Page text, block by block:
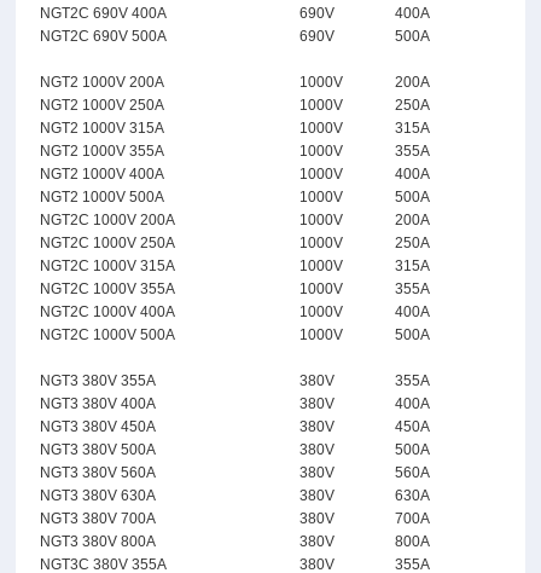
NGT2C 690V 400A
690V
400A
NGT2C 690V 500A
690V 500A
NGT2 1000V 200A 1000V
200A
NGT2 1000V 250A
1000V
250A
NGT2 1000V 315A
1000V
315A
NGT2 1000V 355A
1000V
355A
NGT2 1000V 400A
1000V
400A
NGT2 1000V 500A
1000V
500A
NGT2C 1000V 200A
1000V
200A
NGT2C 1000V 250A
1000V
250A
NGT2C 1000V 315A
1000V
315A
NGT2C 1000V 355A
1000V
355A
NGT2C 1000V 400A
1000V
400A
NGT2C 1000V 500A
1000V 500A
NGT3 380V 355A 380V
355A
NGT3 380V 400A
380V
400A
NGT3 380V 450A
380V
450A
NGT3 380V 500A
380V
500A
NGT3 380V 560A
380V
560A
NGT3 380V 630A
380V
630A
NGT3 380V 700A
380V
700A
NGT3 380V 800A
380V
800A
NGT3C 380V 355A
380V
355A